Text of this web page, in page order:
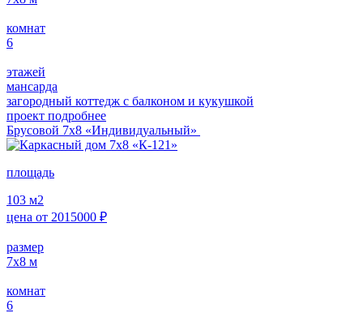
комнат
6
этажей
мансарда
загородный коттедж с балконом и кукушкой
проект подробнее
Брусовой 7х8 «Индивидуальный»
площадь
103 м2
цена от 2015000 ₽
размер
7х8 м
комнат
6